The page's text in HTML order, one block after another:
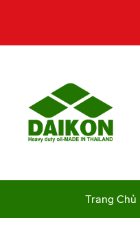
Trang Chủ